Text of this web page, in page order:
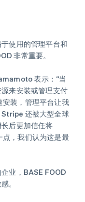
使用的管理平台和
非常重要。
表示：“当
来安装或管理支付
装，管理平台让我
还被大型全球
后更加信任将
，我们认为这是最
业，BASE FOOD
。